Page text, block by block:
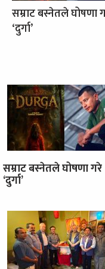
सम्राट बस्नेतले घोषणा
‘दुर्गा’
सम्राट बस्नेतले घोषणा गरे
‘दुर्गा’